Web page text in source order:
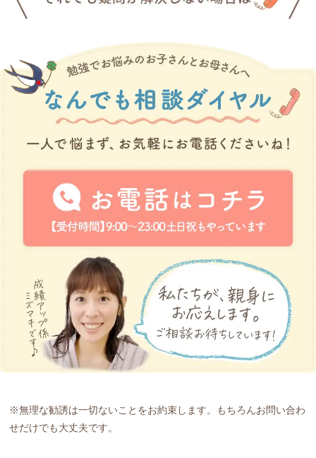
※無理な勧誘は一切ないことをお約束します。もちろんお問い合わ
せだけでも大丈夫です。